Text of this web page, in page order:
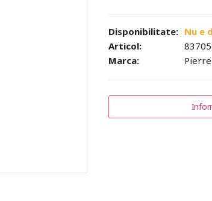
Disponibilitate: Nu e
Articol:
Marca: